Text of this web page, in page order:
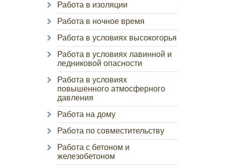
Работа в изоляции
Работа в ночное время
Работа в условиях высокогорья
Работа в условиях лавинной и
ледниковой опасности
Работа в условиях
повышенного атмосферного
давления
Работа на дому
Работа по совместительству
Работа с бетоном и
железобетоном